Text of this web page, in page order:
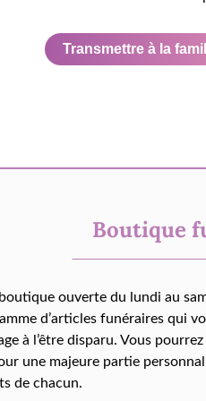
Transmettre à la
Boutique
ouverte du lundi au
d’articles funéraires qui
à l’être disparu. Vous
une majeure partie
de chacun.